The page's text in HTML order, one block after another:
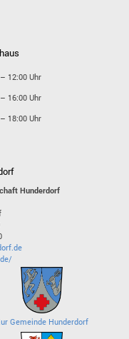
12:00 Uhr
16:00 Uhr
18:00 Uhr
Hunderdorf
Gemeinde Hunderdorf